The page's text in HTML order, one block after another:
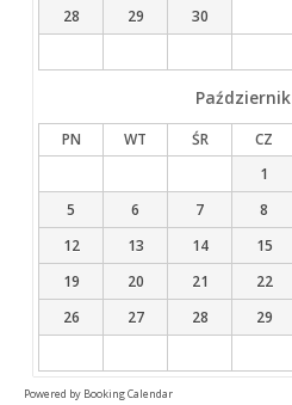
28
29 30
Październik
PN WT ŚR CZ
1
5
6 7 8
12
13 14 15
19
20 21 22
26
27 28 29
Powered by Booking Calendar